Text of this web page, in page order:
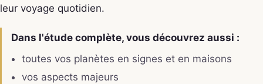
leur voyage quotidien.
Dans l'étude complète, vous découvrez aussi :
toutes vos planètes en signes et en maisons
vos aspects majeurs